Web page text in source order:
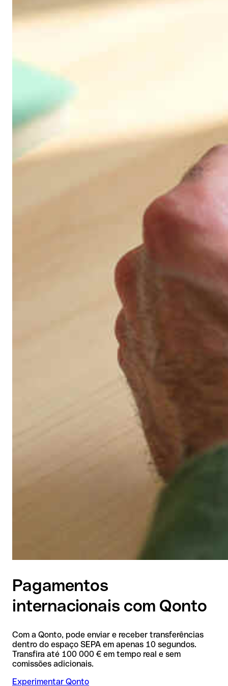
Pagamentos
internacionais com Qonto
Com a Qonto, pode enviar e receber transferências
dentro do espaço SEPA em apenas 10 segundos.
Transfira até 100 000 € em tempo real e sem
comissões adicionais.
Experimentar Qonto